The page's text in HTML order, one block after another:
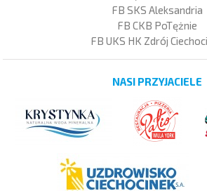
FB SKS Aleksandria
FB CKB PoTężnie
FB UKS HK Zdrój
NASI PRZYJACIELE